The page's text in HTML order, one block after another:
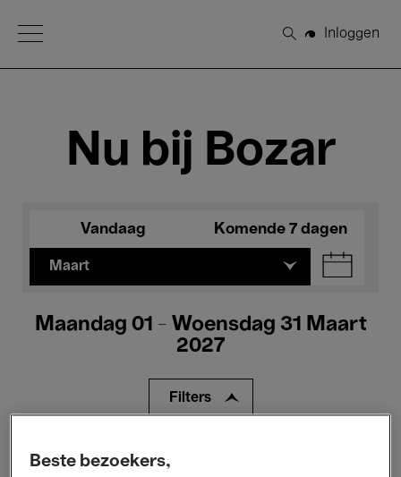
Open Menu
Zoeken
Inloggen
Nu bij Bozar
Vandaag Komende 7 dagen
Maart
Maandag 01 - Woensdag 31 Maart
2027
Filters
Alle evenementen
Beste bezoekers,